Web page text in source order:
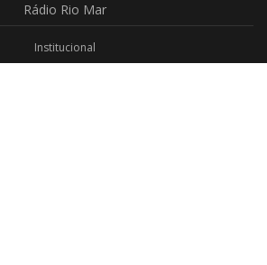
Rádio Rio Mar
Institucional